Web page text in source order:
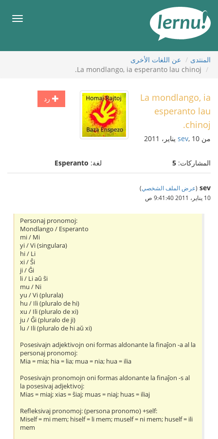
المحتويات
قائمة
المنتدى
عن اللغات الأخرى
La mondlango, ia esperanto lau chinoj.
رد
La mondlango, ia
esperanto lau
chinoj.
من sev, 10 يناير، 2011
المشاركات: 5 لغة: Esperanto
sev
(عرض الملف الشخصي)
10 يناير، 2011 9:41:40 ص
Personaj pronomoj:
Mondlango / Esperanto
mi / Mi
yi / Vi (singulara)
hi / Li
xi / Ŝi
ji / Ĝi
li / Li aŭ ŝi
mu / Ni
yu / Vi (plurala)
hu / Ili (pluralo de hi)
xu / Ili (pluralo de xi)
ju / Ĝi (pluralo de ji)
lu / Ili (pluralo de hi aŭ xi)
Posesivajn adjektivojn oni formas aldonante la finaĵon -a al la
personaj pronomoj:
Mia = mia; hia = lia; mua = nia; hua = ilia
Posesivajn pronomojn oni formas aldonante la finaĵon -s al
la posesivaj adjektivoj:
Mias = miaj; xias = ŝiaj; muas = niaj; huas = iliaj
Refleksivaj pronomoj: (persona pronomo) +self:
Miself = mi mem; hiself = li mem; muself = ni mem; huself = ili
mem